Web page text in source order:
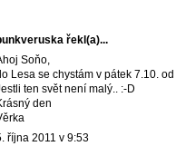
řekl(a)...
Soňo,
Lesa se chystám v pátek 7.10.
ten svět není malý.. :-D
den
října 2011 v 9:53